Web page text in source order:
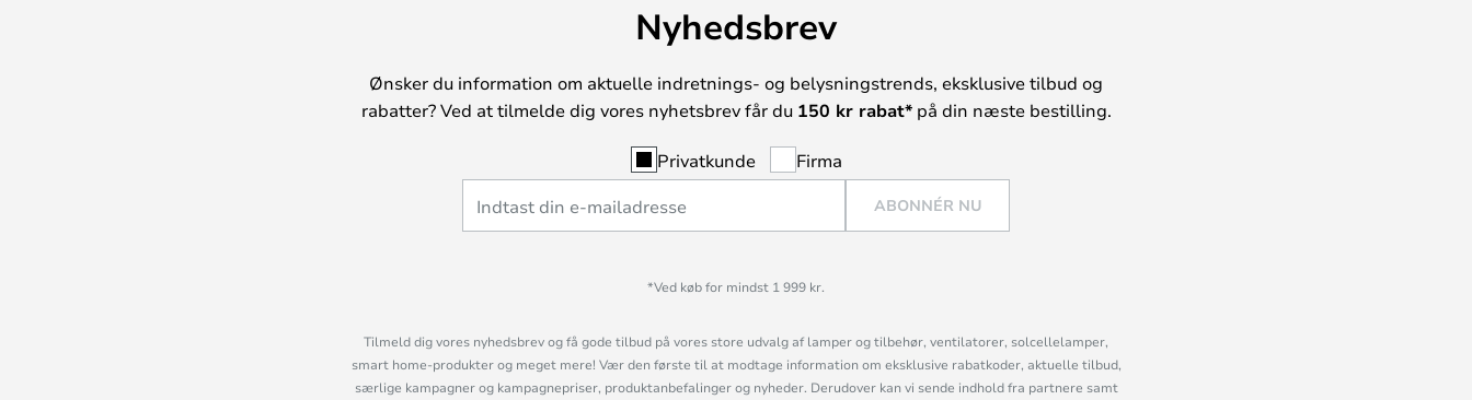
Nyhedsbrev
Ønsker du information om aktuelle indretnings- og belysningstrends, eksklusive tilbud og
rabatter? Ved at tilmelde dig vores nyhetsbrev får du 150 kr rabat*på din næste bestilling.
Privatkunde Firma
ABONNÉR NU
*Ved køb for mindst 1 999 kr.
Tilmeld dig vores nyhedsbrev og få gode tilbud på vores store udvalg af lamper og tilbehør, ventilatorer, solcellelamper,
smart home-produkter og meget mere! Vær den første til at modtage information om eksklusive rabatkoder, aktuelle tilbud,
særlige kampagner og kampagnepriser, produktanbefalinger og nyheder. Derudover kan vi sende indhold fra partnere samt